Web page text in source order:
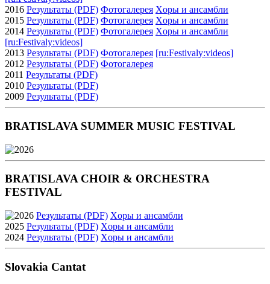
2016 Результаты (PDF) Фотогалерея Xоры и ансамбли
2015 Результаты (PDF) Фотогалерея Xоры и ансамбли
2014 Результаты (PDF) Фотогалерея Xоры и ансамбли
[ru:Festivaly:videos]
2013 Результаты (PDF) Фотогалерея [ru:Festivaly:videos]
2012 Результаты (PDF) Фотогалерея
2011 Результаты (PDF)
2010 Результаты (PDF)
2009 Результаты (PDF)
BRATISLAVA SUMMER MUSIC FESTIVAL
2026
BRATISLAVA CHOIR & ORCHESTRA
FESTIVAL
2026 Результаты (PDF) Xоры и ансамбли
2025 Результаты (PDF) Xоры и ансамбли
2024 Результаты (PDF) Xоры и ансамбли
Slovakia Cantat